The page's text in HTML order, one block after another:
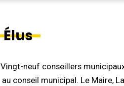
Élus
Vingt-neuf conseillers
au conseil municipal. Le Maire,